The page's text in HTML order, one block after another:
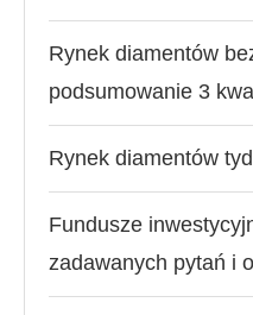
Rynek diamentów
podsumowanie 3
Rynek diamentów
Fundusze
zadawanych pytań i